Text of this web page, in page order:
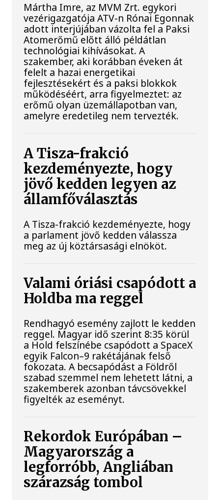
Mártha Imre, az MVM Zrt. egykori
vezérigazgatója ATV-n Rónai Egonnak
adott interjújában vázolta fel a Paksi
Atomerőmű előtt álló példátlan
technológiai kihívásokat. A
szakember, aki korábban éveken át
felelt a hazai energetikai
fejlesztésekért és a paksi blokkok
működéséért, arra figyelmeztet: az
erőmű olyan üzemállapotban van,
amelyre eredetileg nem tervezték.
A Tisza-frakció
kezdeményezte, hogy
jövő kedden legyen az
államfőválasztás
A Tisza-frakció kezdeményezte, hogy
a parlament jövő kedden válassza
meg az új köztársasági elnököt.
Valami óriási csapódott a
Holdba ma reggel
Rendhagyó esemény zajlott le kedden
reggel. Magyar idő szerint 8:35 körül
a Hold felszínébe csapódott a SpaceX
egyik Falcon–9 rakétájának felső
fokozata. A becsapódást a Földről
szabad szemmel nem lehetett látni, a
szakemberek azonban távcsövekkel
figyelték az eseményt.
Rekordok Európában –
Magyarország a
legforróbb, Angliában
szárazság tombol